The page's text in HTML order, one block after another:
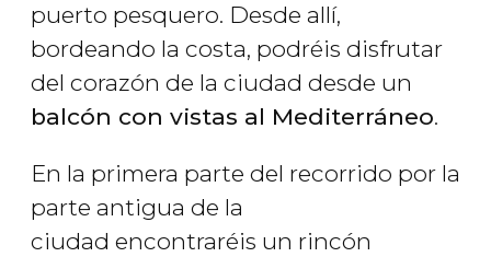
puerto pesquero. Desde allí,
bordeando la costa, podréis disfrutar
del corazón de la ciudad desde un
balcón con vistas al Mediterráneo.
En la primera parte del recorrido por la
parte antigua de la
ciudad encontraréis un rincón